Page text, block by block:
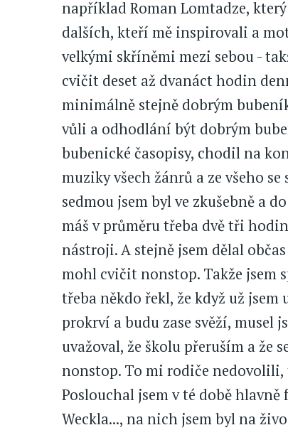
například Roman Lomtadze,
dalších, kteří mě inspirovali a
velkými skříněmi mezi sebou -
cvičit deset až dvanáct hodin
minimálně stejně dobrým
vůli a odhodlání být dobrým
bubenické časopisy, chodil na
muziky všech žánrů a ze všeho
sedmou jsem byl ve zkušebně a
máš v průměru třeba dvě tři
nástroji. A stejně jsem dělal
mohl cvičit nonstop. Takže jsem
třeba někdo řekl, že když už
prokrví a budu zase svěží, musel
uvažoval, že školu přeruším a že
nonstop. To mi rodiče nedovolili,
Poslouchal jsem v té době
Weckla..., na nich jsem byl na